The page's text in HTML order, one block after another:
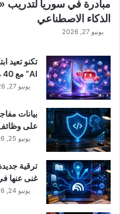
مبادرة في سوريا
الذكاء الاصطناعي
يونيو 27, 2026
AI” مع 40 مهارة
يونيو 27, 2026
بيانات
على
يونيو 25, 2026
غنى عنها
يونيو 24, 2026